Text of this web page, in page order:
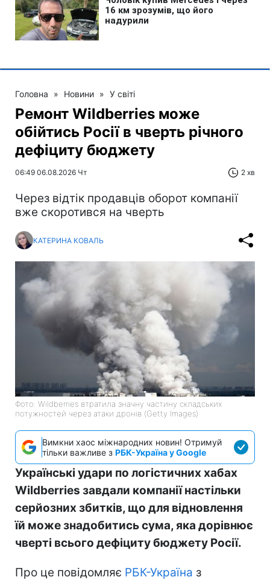
Головна » Новини » У світі
Ремонт Wildberries може
обійтись Росії в чверть річного
дефіциту бюджету
06:49 06.08.2026 Чт 2 хв
Через відтік продавців оборот компанії
вже скоротився на чверть
КАТЕРИНА КОВАЛЬ
Фото: Wildberries втратила значну частину складських
потужностей через атаки дронів (Getty Images)
Вимкни хаос міжнародних новин! Отримуй
тільки важливе з РБК-Україна у Google
Українські удари по логістичних хабах
Wildberries завдали компанії настільки
серйозних збитків, що для відновлення
їй може знадобитись сума, яка дорівнює
чверті всього дефіциту бюджету Росії.
Про це повідомляє РБК-Україна з